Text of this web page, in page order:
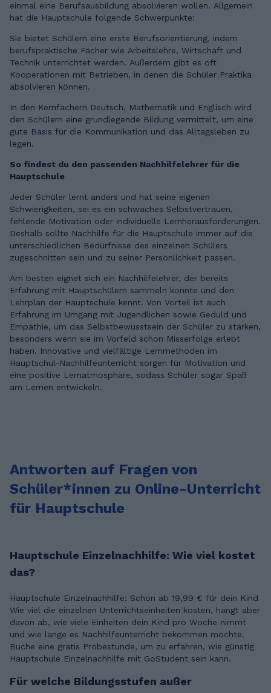
einmal eine Berufsausbildung absolvieren wollen. Allgemein
hat die Hauptschule folgende Schwerpunkte:
Sie bietet Schülern eine erste Berufsorientierung, indem
berufspraktische Fächer wie Arbeitslehre, Wirtschaft und
Technik unterrichtet werden. Außerdem gibt es oft
Kooperationen mit Betrieben, in denen die Schüler Praktika
absolvieren können.
In den Kernfächern Deutsch, Mathematik und Englisch wird
den Schülern eine grundlegende Bildung vermittelt, um eine
gute Basis für die Kommunikation und das Alltagsleben zu
legen.
So findest du den passenden Nachhilfelehrer für die
Hauptschule
Jeder Schüler lernt anders und hat seine eigenen
Schwierigkeiten, sei es ein schwaches Selbstvertrauen,
fehlende Motivation oder individuelle Lernherausforderungen.
Deshalb sollte Nachhilfe für die Hauptschule immer auf die
unterschiedlichen Bedürfnisse des einzelnen Schülers
zugeschnitten sein und zu seiner Persönlichkeit passen.
Am besten eignet sich ein Nachhilfelehrer, der bereits
Erfahrung mit Hauptschülern sammeln konnte und den
Lehrplan der Hauptschule kennt. Von Vorteil ist auch
Erfahrung im Umgang mit Jugendlichen sowie Geduld und
Empathie, um das Selbstbewusstsein der Schüler zu stärken,
besonders wenn sie im Vorfeld schon Misserfolge erlebt
haben. Innovative und vielfältige Lernmethoden im
Hauptschul-Nachhilfeunterricht sorgen für Motivation und
eine positive Lernatmosphäre, sodass Schüler sogar Spaß
am Lernen entwickeln.
Antworten auf Fragen von
Schüler*innen zu Online-Unterricht
für Hauptschule
Hauptschule Einzelnachhilfe: Wie viel kostet
das?
Hauptschule Einzelnachhilfe: Schon ab 19,99 € für dein Kind
Wie viel die einzelnen Unterrichtseinheiten kosten, hängt aber
davon ab, wie viele Einheiten dein Kind pro Woche nimmt
und wie lange es Nachhilfeunterricht bekommen möchte.
Buche eine gratis Probestunde, um zu erfahren, wie günstig
Hauptschule Einzelnachhilfe mit GoStudent sein kann.
Für welche Bildungsstufen außer